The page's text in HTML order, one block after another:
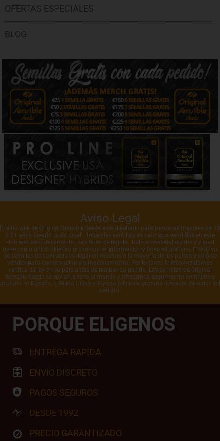
OFERTAS ESPECIALES
BLOG
Aviso Legal
El sitio web de Original Sensible Seeds está diseñado para personas mayores de 18
o 21 años (según la ley local). Todas las semillas de cannabis vendidas en este
sitio web son únicamente para fines de regalo. Todo el material escrito y visual
tiene como único objetivo proporcionar información y fines educativos. El cultivo
de semillas de cannabis es ilegal en muchos o la mayoría de los países y solo se
venden para conservación y almacenamiento. Por lo tanto, le recomendamos
verificar la ley en su país antes de realizar su pedido. Las semillas de Original
Sensible Seeds se envían a todo el mundo y ofrecemos seguimiento completo y
gratuito en España, el Reino Unido y Europa (el envío gratuito depende del valor del
pedido).
PORQUE ELIGENOS
ENTREGA RAPIDA
ENVIO DISCRETO
PAGOS SEGUROS
DESDE 1992
PRECIO GARANTIZADO